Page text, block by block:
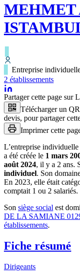
MEHMET
Entreprise
2 établissements
Partager cette page sur
Télécharger un
devis, pour partager
Imprimer cette
L’entreprise individuelle
a été créée le 1 mars
août 2024, il y a 2 ans.
individuel. Son
En 2023, elle était
comptait 1 ou 2 salariés.
Son siège social est
DE LA SAMIANE
établissements.
Fiche résumé
Dirigeants